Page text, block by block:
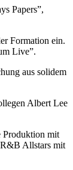
Papers”,
Formation ein.
Live”.
aus solidem
Albert Lee
Produktion mit
Allstars mit